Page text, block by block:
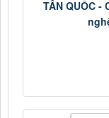
TÂN QUỐC